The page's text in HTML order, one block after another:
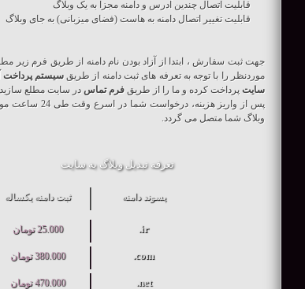
قابلیت اتصال چندین آدرس و دامنه مجزا به یک وبلاگ
قابلیت تغییر اتصال دامنه به هاست (فضای میزبانی) به جای وبلاگ
جهت ثبت سفارش ، ابتدا از آزاد بودن نام دامنه از طریق فرم زیر
موردنظر را با توجه به تعرفه های ثبت دامنه از طریقسیستم پرداخت
سایت پرداخت کرده و ما را از طريق فرم تماس در سايت مطلع
پس از واریز
وبلاگ شما متصل می گردد.
تعرفه تبدیل وبلاگ به سایت
پسوند دامنه ثبت دامنه یکساله
ir. 25.000 تومان
com. 380.000 تومان
net. 470.000 تومان